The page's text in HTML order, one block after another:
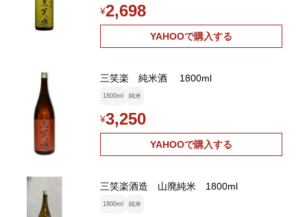
¥2,698
YAHOOで購入する
三笑楽 純米酒 1800ml
1800ml 純米
¥3,250
YAHOOで購入する
三笑楽酒造 山廃純米 1800ml
1800ml 純米